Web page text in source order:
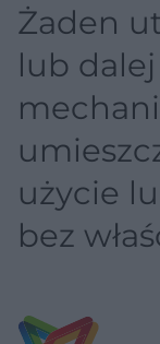
Żaden
lub
użycie
bez